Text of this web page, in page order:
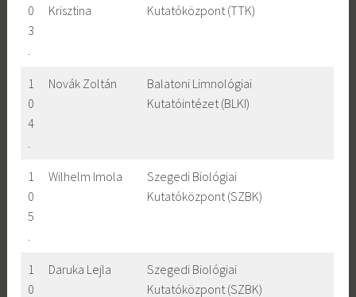
0
3
.
Krisztina
Kutatóközpont (TTK)
1
0
4
.
Novák Zoltán
Balatoni Limnológiai
Kutatóintézet (BLKI)
1
0
5
.
Wilhelm Imola
Szegedi Biológiai
Kutatóközpont (SZBK)
1
0
Daruka Lejla
Szegedi Biológiai
Kutatóközpont (SZBK)